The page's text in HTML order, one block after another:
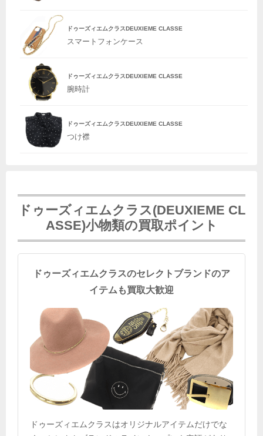
ドゥーズィエムクラスDEUXIEME CLASSE
スマートフォンケース
ドゥーズィエムクラスDEUXIEME CLASSE
腕時計
ドゥーズィエムクラスDEUXIEME CLASSE
つけ襟
ドゥーズィエムクラス(DEUXIEME CL
ASSE)小物類の買取ポイント
ドゥーズィエムクラスのセレクトブランドのア
イテムも買取大歓迎
ドゥーズィエムクラスはオリジナルアイテムだけでな